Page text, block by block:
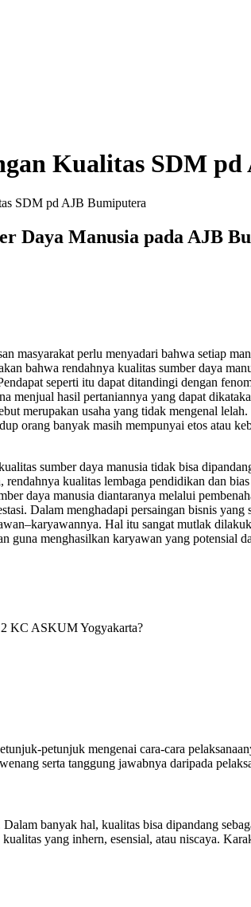
Kualitas SDM
SDM pd AJB Bumiputera
Daya Manusia pada AJB
masyarakat perlu menyadari bahwa setiap
bahwa rendahnya kualitas sumber daya
seperti itu dapat ditandingi dengan
menjual hasil pertaniannya yang dapat
merupakan usaha yang tidak mengenal
orang banyak masih mempunyai etos atau
sumber daya manusia tidak bisa
kualitas lembaga pendidikan dan
daya manusia diantaranya melalui
Dalam menghadapi persaingan bisnis
Hal itu sangat mutlak
guna menghasilkan karyawan yang potensial
KC ASKUM Yogyakarta?
petunjuk mengenai cara-cara
serta tanggung jawabnya daripada
banyak hal, kualitas bisa dipandang
yang inhern, esensial, atau niscaya.